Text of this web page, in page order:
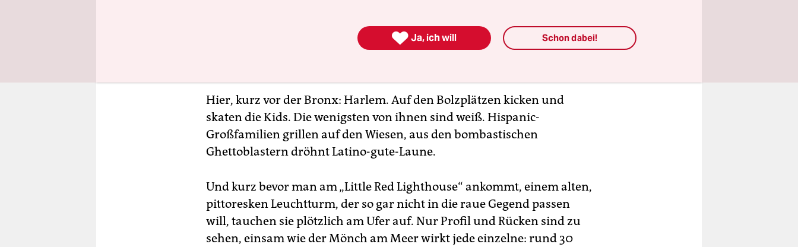
Hier, kurz vor der Bronx: Harlem. Auf den Bolzplätzen kicken und
skaten die Kids. Die wenigsten von ihnen sind weiß. Hispanic-
Großfamilien grillen auf den Wiesen, aus den bombastischen
Ghettoblastern dröhnt Latino-gute-Laune.
Und kurz bevor man am „Little Red Lighthouse“ ankommt, einem alten,
pittoresken Leuchtturm, der so gar nicht in die raue Gegend passen
will, tauchen sie plötzlich am Ufer auf. Nur Profil und Rücken sind zu
sehen, einsam wie der Mönch am Meer wirkt jede einzelne: rund 30
 Ja, ich will Schon dabei!